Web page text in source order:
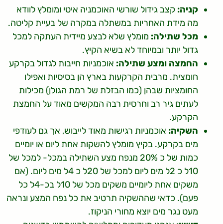
קניה: קצב גידול שורשי האוכמניה איטי ומומלץ לוודא
מה מידת האחריות במשתלה במקרה של בעיית קליטה.
מכל שתילה: מומלץ שלא לבצע מיידית העתקה למכל
גדול יותר ובמיוחד לא בשיא הקיץ.
החמצה ומצע שתילה: אוכמניות חייבות לגדול בקרקע
חומצית. מרבית הקרקעות בארץ הן בסיסיות ואפילו
החומציות שבהן (כמו הבזלת של רמת הגולן) מכילות
לעתים גיר רב וחרסית רבה המקשים מאוד על החמצת
הקרקע.
השקיה: אוכמניות רגישות מאוד לייבוש, אך גם לעודפי
מים בקרקע. בקיץ מומלץ להשקות אחת ליום או יומיים
כמות של כ 20% מנפח מצע השתילה במכל- למכל של
10ל כ 2ל מים ליום למכל של 20ל כ 4ל מים ליום. (אם
משקים אחת ליומיים משקים מכל של 10ל בכ-4ל כל
פעם). כדאי שההשקיה תרטיב את כל נפח המצע ונראה
מעט נגר מים יוצא מחורי הניקוז.